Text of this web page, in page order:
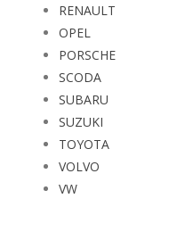
RENAULT
OPEL
PORSCHE
SCODA
SUBARU
SUZUKI
TOYOTA
VOLVO
VW